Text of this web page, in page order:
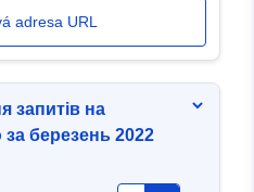
adresa URL
запитів на
березень 2022